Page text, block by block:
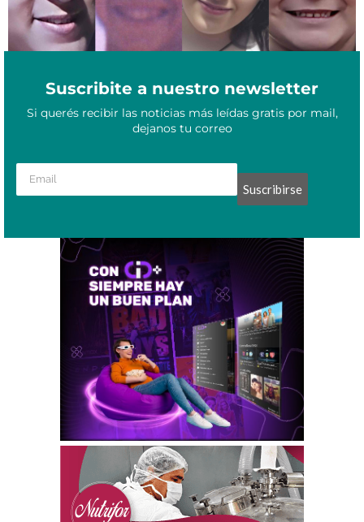
Suscribite a nuestro newsletter
Si querés recibir las noticias más leídas gratis por mail,
dejanos tu correo
Suscribirse